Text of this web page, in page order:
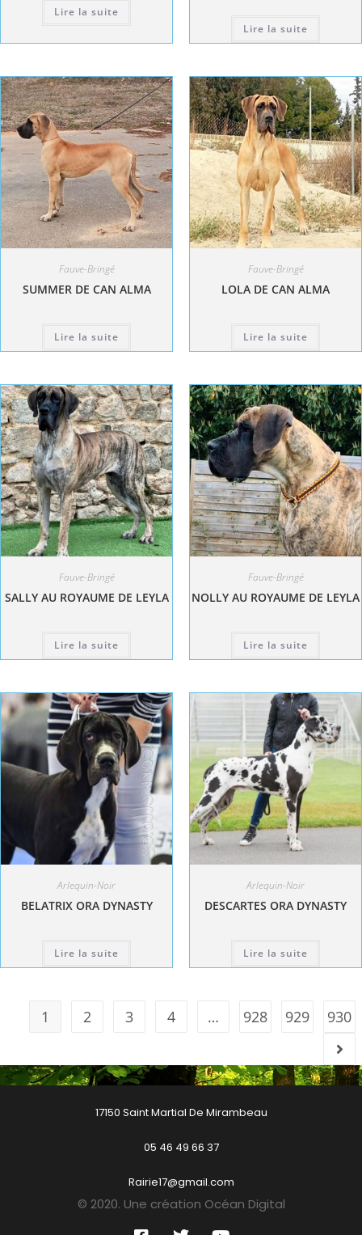
Lire la suite
Lire la suite
Fauve-Bringé
SUMMER DE CAN ALMA
Lire la suite
Fauve-Bringé
LOLA DE CAN ALMA
Lire la suite
Fauve-Bringé
SALLY AU ROYAUME DE LEYLA
Lire la suite
Fauve-Bringé
NOLLY AU ROYAUME DE LEYLA
Lire la suite
Arlequin-Noir
BELATRIX ORA DYNASTY
Lire la suite
Arlequin-Noir
DESCARTES ORA DYNASTY
Lire la suite
1 2 3 4 … 928 929 930
17150 Saint Martial De Mirambeau
05 46 49 66 37
Rairie17@gmail.com
© 2020. Une création Océan Digital